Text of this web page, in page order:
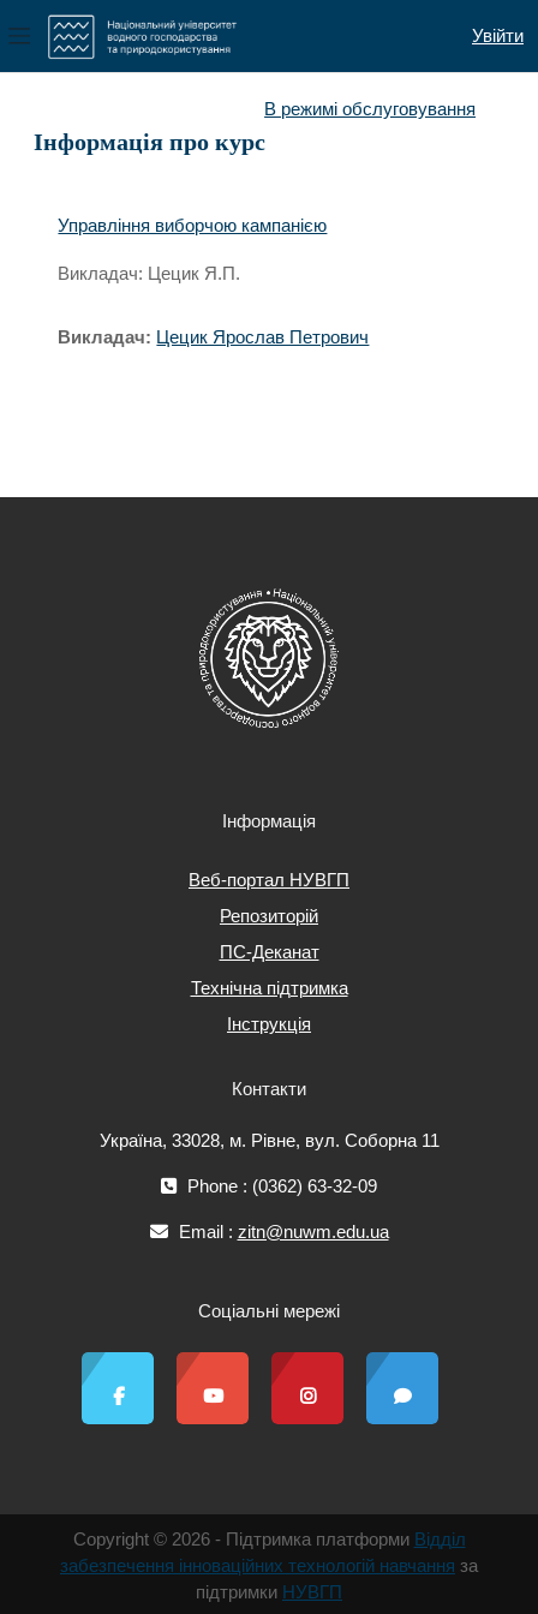
Бокова панель
Увійти
В режимі обслуговування
Інформація про курс
Управління виборчою кампанією
Викладач: Цецик Я.П.
Викладач: Цецик Ярослав Петрович
Інформація
Веб-портал НУВГП
Репозиторій
ПС-Деканат
Технічна підтримка
Інструкція
Контакти
Україна, 33028, м. Рівне, вул. Соборна 11
Phone : (0362) 63-32-09
Email : zitn@nuwm.edu.ua
Соціальні мережі
Copyright © 2026 - Підтримка платформи Відділ
забезпечення інноваційних технологій навчання за
підтримки НУВГП